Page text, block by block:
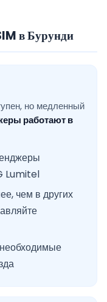
в Бурунди
но медленный
работают в
Lumitel
чем в других